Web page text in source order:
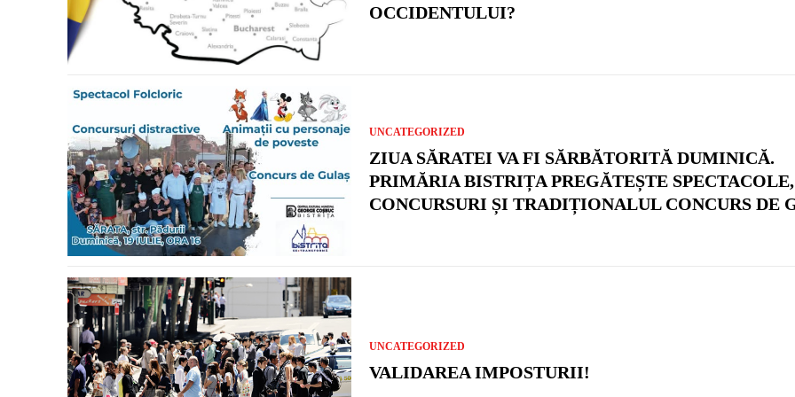
OCCIDENTULUI?
UNCATEGORIZED
ZIUA SĂRATEI VA FI SĂRBĂTORITĂ DUMINICĂ.
PRIMĂRIA BISTRIȚA PREGĂTEȘTE SPECTACOLE,
CONCURSURI ȘI TRADIȚIONALUL CONCURS DE
UNCATEGORIZED
VALIDAREA IMPOSTURII!